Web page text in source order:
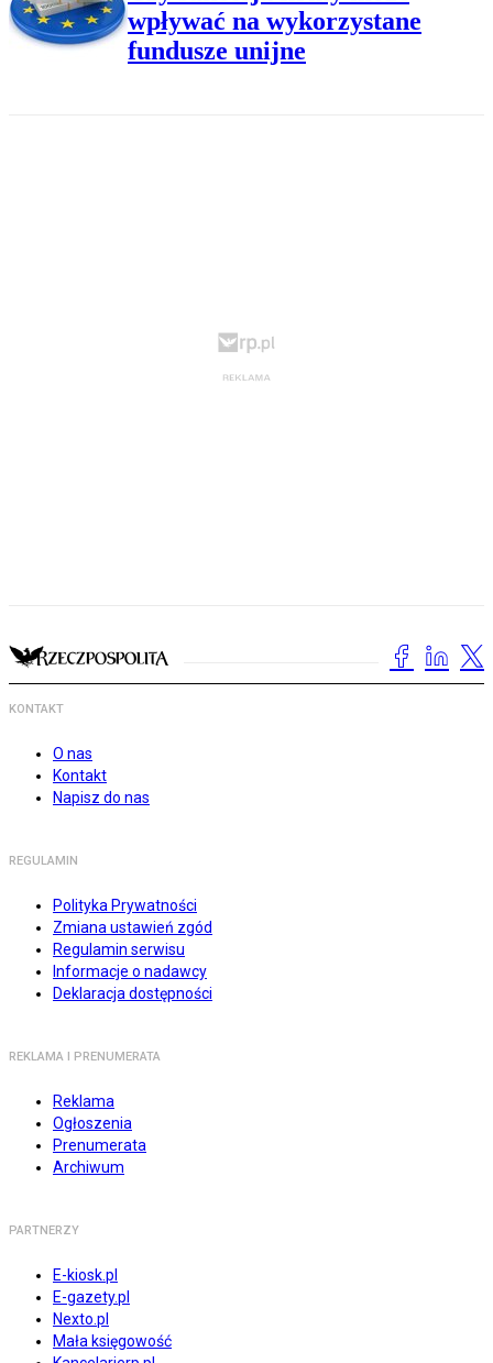
wpływać na wykorzystane
fundusze unijne
KONTAKT
O nas
Kontakt
Napisz do nas
REGULAMIN
Polityka Prywatności
Zmiana ustawień zgód
Regulamin serwisu
Informacje o nadawcy
Deklaracja dostępności
REKLAMA I PRENUMERATA
Reklama
Ogłoszenia
Prenumerata
Archiwum
PARTNERZY
E-kiosk.pl
E-gazety.pl
Nexto.pl
Mała księgowość